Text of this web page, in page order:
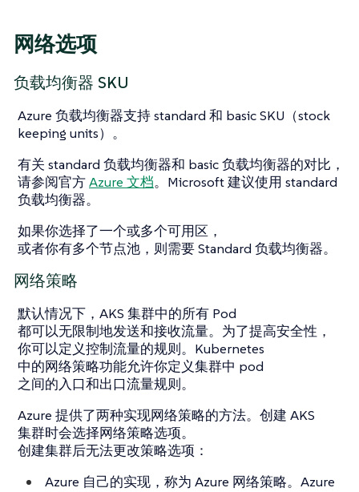
网络选项
负载均衡器 SKU
Azure 负载均衡器支持 standard 和 basic SKU（stock
keeping units）。
有关 standard 负载均衡器和 basic 负载均衡器的对比，
请参阅官方Azure 文档。Microsoft 建议使用 standard
负载均衡器。
如果你选择了一个或多个可用区，
或者你有多个节点池，则需要 Standard 负载均衡器。
网络策略
默认情况下，AKS 集群中的所有 Pod
都可以无限制地发送和接收流量。为了提高安全性，
你可以定义控制流量的规则。Kubernetes
中的网络策略功能允许你定义集群中 pod
之间的入口和出口流量规则。
Azure 提供了两种实现网络策略的方法。创建 AKS
集群时会选择网络策略选项。
创建集群后无法更改策略选项：
Azure 自己的实现，称为 Azure 网络策略。Azure